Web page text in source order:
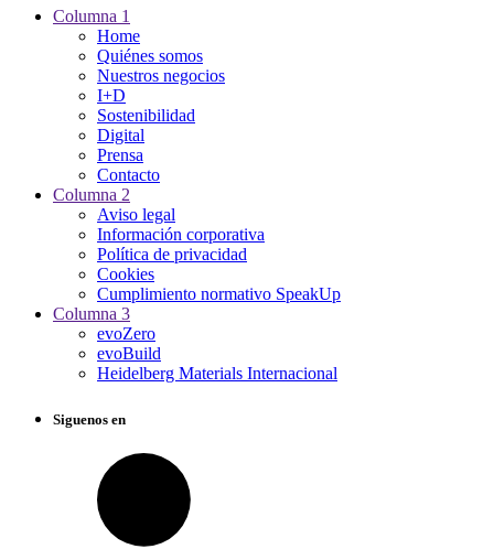
Columna 1
Home
Quiénes somos
Nuestros negocios
I+D
Sostenibilidad
Digital
Prensa
Contacto
Columna 2
Aviso legal
Información corporativa
Política de privacidad
Cookies
Cumplimiento normativo SpeakUp
Columna 3
evoZero
evoBuild
Heidelberg Materials Internacional
Siguenos en